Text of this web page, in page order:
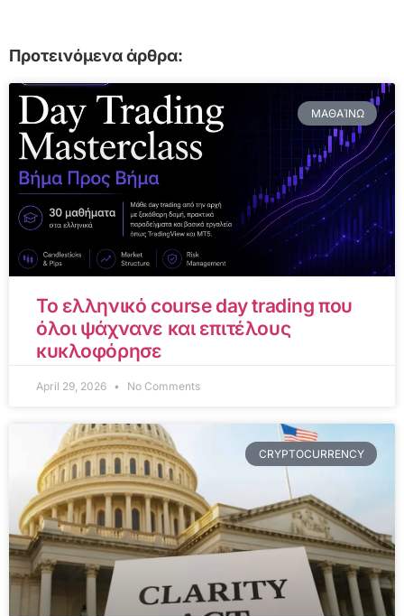
Προτεινόμενα άρθρα:
ΜΑΘΑΊΝΩ
Το ελληνικό course day trading που
όλοι ψάχνανε και επιτέλους
κυκλοφόρησε
April 29, 2026 No Comments
CRYPTOCURRENCY